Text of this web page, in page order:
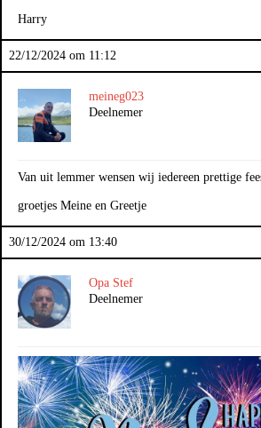
Harry
22/12/2024 om 11:12
meineg023
Deelnemer
Van uit lemmer wensen wij iedereen prettige
groetjes Meine en Greetje
30/12/2024 om 13:40
Opa Stef
Deelnemer